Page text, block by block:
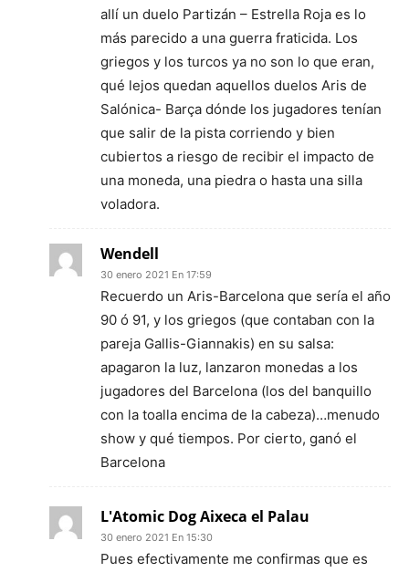
allí un duelo Partizán – Estrella Roja es lo
más parecido a una guerra fraticida. Los
griegos y los turcos ya no son lo que eran,
qué lejos quedan aquellos duelos Aris de
Salónica- Barça dónde los jugadores tenían
que salir de la pista corriendo y bien
cubiertos a riesgo de recibir el impacto de
una moneda, una piedra o hasta una silla
voladora.
Wendell
30 enero 2021 En 17:59
Recuerdo un Aris-Barcelona que sería el año
90 ó 91, y los griegos (que contaban con la
pareja Gallis-Giannakis) en su salsa:
apagaron la luz, lanzaron monedas a los
jugadores del Barcelona (los del banquillo
con la toalla encima de la cabeza)…menudo
show y qué tiempos. Por cierto, ganó el
Barcelona
L'Atomic Dog Aixeca el Palau
30 enero 2021 En 15:30
Pues efectivamente me confirmas que es